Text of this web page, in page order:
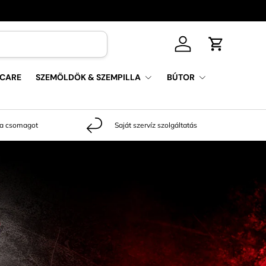
Log in Kosár
SZEMÖLDÖK & SZEMPILLA BÚTOR
csomagot Saját szervíz szolgáltatás